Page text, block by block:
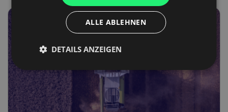
ALLE ABLEHNEN
DETAILS ANZEIGEN